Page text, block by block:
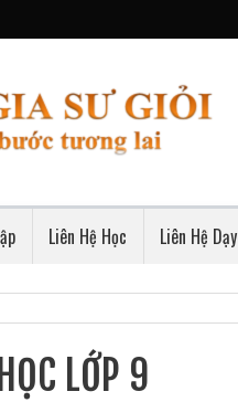
Liên Hệ Học Liên Hệ Dạy
LỚP 9